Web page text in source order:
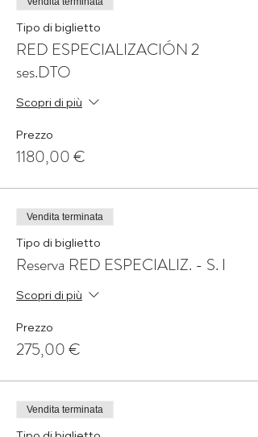
Tipo di biglietto
RED ESPECIALIZACIÓN 2
ses.DTO
Scopri di più
Prezzo
1180,00 €
Vendita terminata
Tipo di biglietto
Reserva RED ESPECIALIZ. - S. I
Scopri di più
Prezzo
275,00 €
Vendita terminata